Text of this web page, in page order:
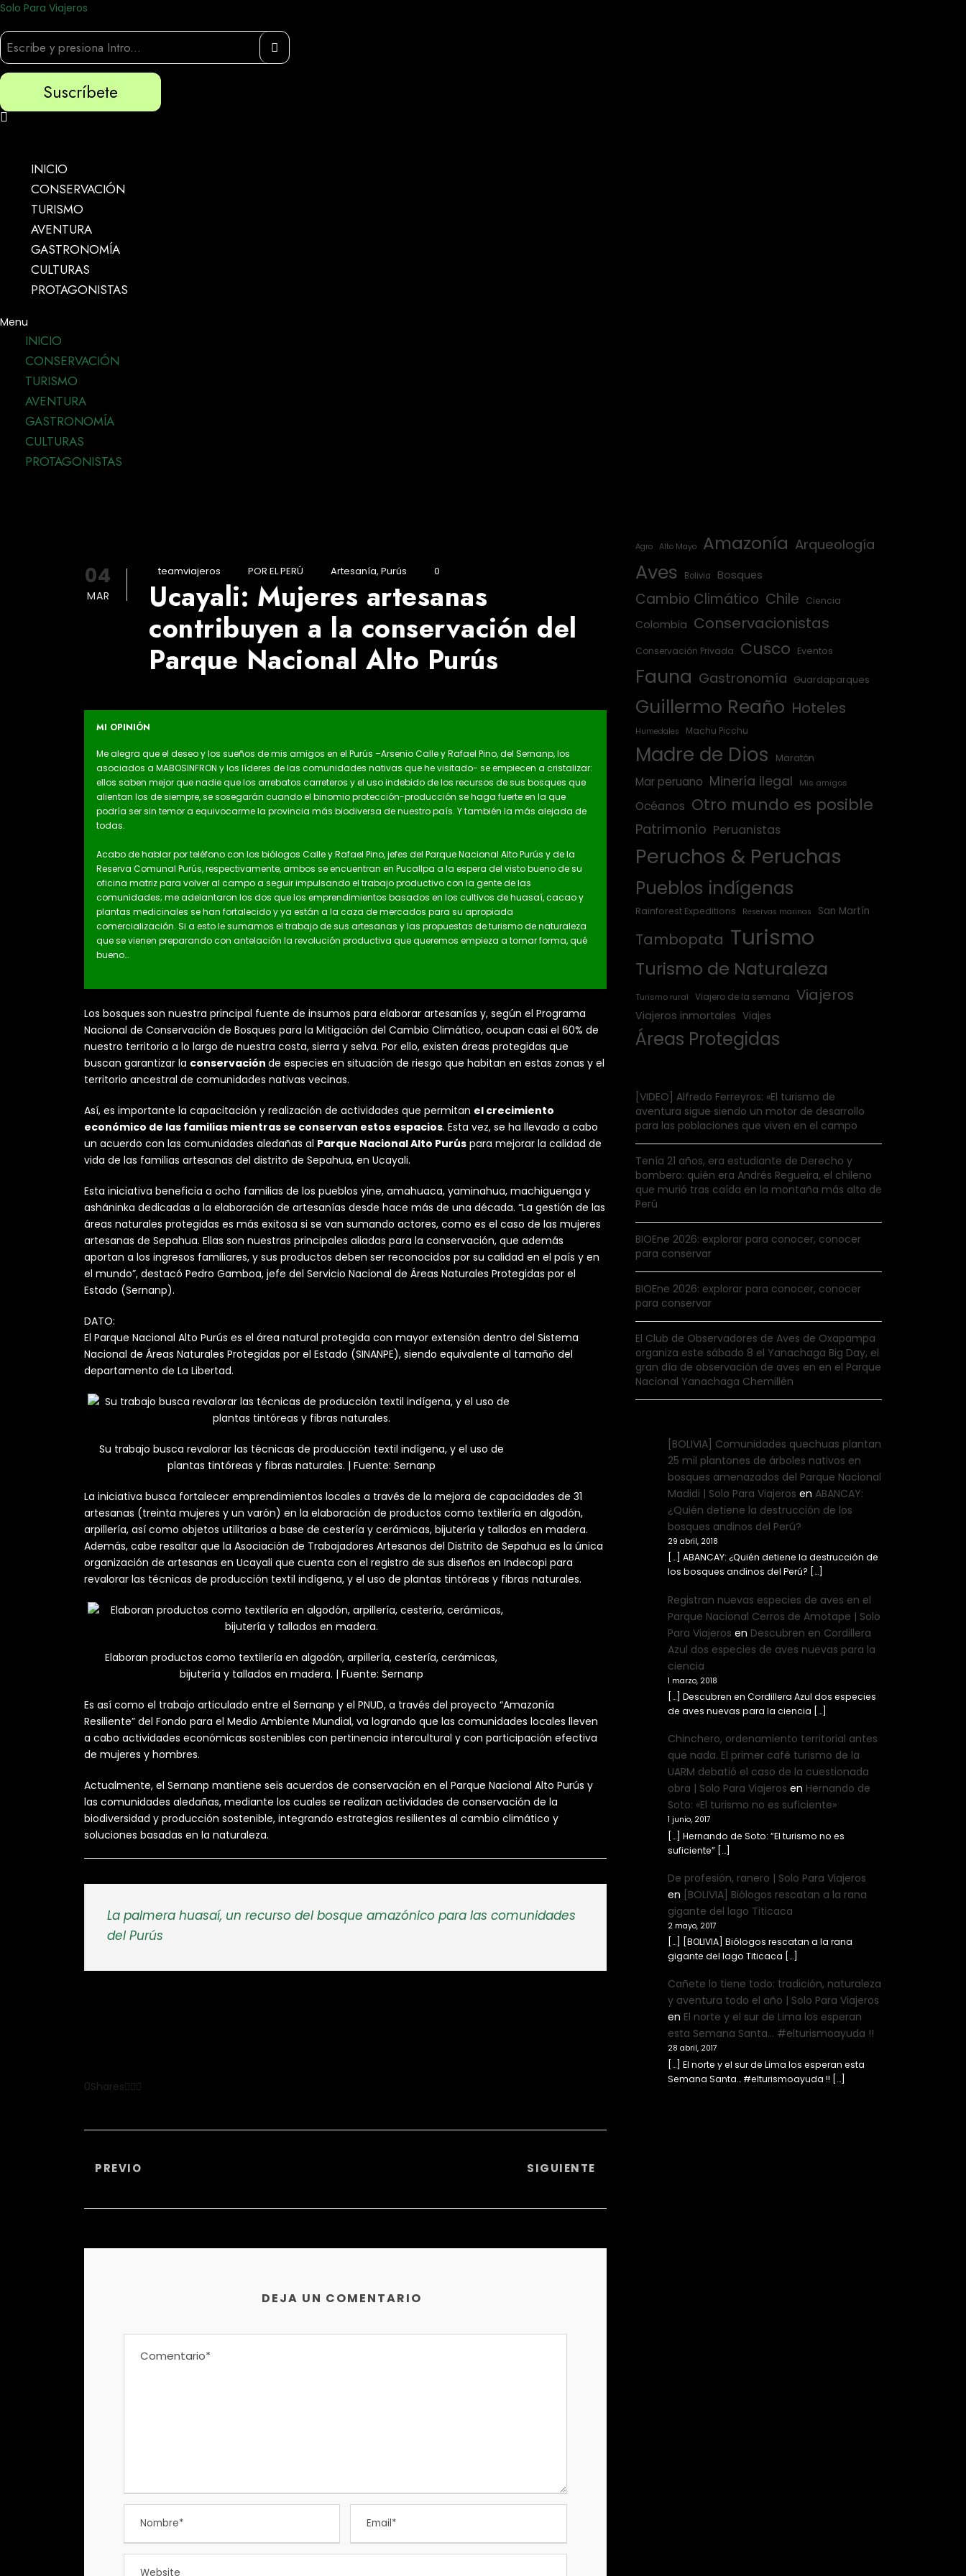
Solo Para Viajeros
Suscríbete
INICIO
CONSERVACIÓN
TURISMO
AVENTURA
GASTRONOMÍA
CULTURAS
PROTAGONISTAS
Menu
INICIO
CONSERVACIÓN
TURISMO
AVENTURA
GASTRONOMÍA
CULTURAS
PROTAGONISTAS
04
MAR
teamviajeros POR EL PERÚ Artesanía, Purús 0
Ucayali: Mujeres artesanas
contribuyen a la conservación del
Parque Nacional Alto Purús
MI OPINIÓN
Me alegra que el deseo y los sueños de mis amigos en el Purús –Arsenio Calle y Rafael Pino, del Sernanp, los
asociados a MABOSINFRON y los líderes de las comunidades nativas que he visitado- se empiecen a cristalizar:
ellos saben mejor que nadie que los arrebatos carreteros y el uso indebido de los recursos de sus bosques que
alientan los de siempre, se sosegarán cuando el binomio protección-producción se haga fuerte en la que
podría ser sin temor a equivocarme la provincia más biodiversa de nuestro país. Y también la más alejada de
todas.
Acabo de hablar por teléfono con los biólogos Calle y Rafael Pino, jefes del Parque Nacional Alto Purús y de la
Reserva Comunal Purús, respectivamente, ambos se encuentran en Pucallpa a la espera del visto bueno de su
oficina matriz para volver al campo a seguir impulsando el trabajo productivo con la gente de las
comunidades; me adelantaron los dos que los emprendimientos basados en los cultivos de huasaí, cacao y
plantas medicinales se han fortalecido y ya están a la caza de mercados para su apropiada
comercialización. Si a esto le sumamos el trabajo de sus artesanas y las propuestas de turismo de naturaleza
que se vienen preparando con antelación la revolución productiva que queremos empieza a tomar forma, qué
bueno…
Los bosques son nuestra principal fuente de insumos para elaborar artesanías y, según el Programa
Nacional de Conservación de Bosques para la Mitigación del Cambio Climático, ocupan casi el 60% de
nuestro territorio a lo largo de nuestra costa, sierra y selva. Por ello, existen áreas protegidas que
buscan garantizar la conservación de especies en situación de riesgo que habitan en estas zonas y el
territorio ancestral de comunidades nativas vecinas.
Así, es importante la capacitación y realización de actividades que permitan el crecimiento
económico de las familias mientras se conservan estos espacios. Esta vez, se ha llevado a cabo
un acuerdo con las comunidades aledañas al Parque Nacional Alto Purús para mejorar la calidad de
vida de las familias artesanas del distrito de Sepahua, en Ucayali.
Esta iniciativa beneficia a ocho familias de los pueblos yine, amahuaca, yaminahua, machiguenga y
asháninka dedicadas a la elaboración de artesanías desde hace más de una década. “La gestión de las
áreas naturales protegidas es más exitosa si se van sumando actores, como es el caso de las mujeres
artesanas de Sepahua. Ellas son nuestras principales aliadas para la conservación, que además
aportan a los ingresos familiares, y sus productos deben ser reconocidos por su calidad en el país y en
el mundo”, destacó Pedro Gamboa, jefe del Servicio Nacional de Áreas Naturales Protegidas por el
Estado (Sernanp).
DATO:
El Parque Nacional Alto Purús es el área natural protegida con mayor extensión dentro del Sistema
Nacional de Áreas Naturales Protegidas por el Estado (SINANPE), siendo equivalente al tamaño del
departamento de La Libertad.
Su trabajo busca revalorar las técnicas de producción textil indígena, y el uso de
plantas tintóreas y fibras naturales. | Fuente: Sernanp
La iniciativa busca fortalecer emprendimientos locales a través de la mejora de capacidades de 31
artesanas (treinta mujeres y un varón) en la elaboración de productos como textilería en algodón,
arpillería, así como objetos utilitarios a base de cestería y cerámicas, bijutería y tallados en madera.
Además, cabe resaltar que la Asociación de Trabajadores Artesanos del Distrito de Sepahua es la única
organización de artesanas en Ucayali que cuenta con el registro de sus diseños en Indecopi para
revalorar las técnicas de producción textil indígena, y el uso de plantas tintóreas y fibras naturales.
Elaboran productos como textilería en algodón, arpillería, cestería, cerámicas,
bijutería y tallados en madera. | Fuente: Sernanp
Es así como el trabajo articulado entre el Sernanp y el PNUD, a través del proyecto “Amazonía
Resiliente” del Fondo para el Medio Ambiente Mundial, va logrando que las comunidades locales lleven
a cabo actividades económicas sostenibles con pertinencia intercultural y con participación efectiva
de mujeres y hombres.
Actualmente, el Sernanp mantiene seis acuerdos de conservación en el Parque Nacional Alto Purús y
las comunidades aledañas, mediante los cuales se realizan actividades de conservación de la
biodiversidad y producción sostenible, integrando estrategias resilientes al cambio climático y
soluciones basadas en la naturaleza.
La palmera huasaí, un recurso del bosque amazónico para las comunidades
del Purús
0Shares
PREVIO SIGUIENTE
DEJA UN COMENTARIO
Agro Alto Mayo Amazonía Arqueología
Aves Bolivia Bosques
Cambio Climático Chile Ciencia
Colombia Conservacionistas
Conservación Privada Cusco Eventos
Fauna Gastronomía Guardaparques
Guillermo Reaño Hoteles
Humedales Machu Picchu
Madre de Dios Maratón
Mar peruano Minería ilegal Mis amigos
Océanos Otro mundo es posible
Patrimonio Peruanistas
Peruchos & Peruchas
Pueblos indígenas
Rainforest Expeditions Reservas marinas San Martín
Tambopata Turismo
Turismo de Naturaleza
Turismo rural Viajero de la semana Viajeros
Viajeros inmortales Viajes
Áreas Protegidas
[VIDEO] Alfredo Ferreyros: «El turismo de
aventura sigue siendo un motor de desarrollo
para las poblaciones que viven en el campo
Tenía 21 años, era estudiante de Derecho y
bombero: quién era Andrés Regueira, el chileno
que murió tras caída en la montaña más alta de
Perú
BIOEne 2026: explorar para conocer, conocer
para conservar
BIOEne 2026: explorar para conocer, conocer
para conservar
El Club de Observadores de Aves de Oxapampa
organiza este sábado 8 el Yanachaga Big Day, el
gran día de observación de aves en en el Parque
Nacional Yanachaga Chemillén
[BOLIVIA] Comunidades quechuas plantan
25 mil plantones de árboles nativos en
bosques amenazados del Parque Nacional
Madidi | Solo Para Viajeros enABANCAY:
¿Quién detiene la destrucción de los
bosques andinos del Perú?
29 abril, 2018
[…] ABANCAY: ¿Quién detiene la destrucción de
los bosques andinos del Perú? […]
Registran nuevas especies de aves en el
Parque Nacional Cerros de Amotape | Solo
Para Viajeros en Descubren en Cordillera
Azul dos especies de aves nuevas para la
ciencia
1 marzo, 2018
[…] Descubren en Cordillera Azul dos especies
de aves nuevas para la ciencia […]
Chinchero, ordenamiento territorial antes
que nada. El primer café turismo de la
UARM debatió el caso de la cuestionada
obra | Solo Para Viajeros en Hernando de
Soto: «El turismo no es suficiente»
1 junio, 2017
[…] Hernando de Soto: “El turismo no es
suficiente” […]
De profesión, ranero | Solo Para Viajeros
en [BOLIVIA] Biólogos rescatan a la rana
gigante del lago Titicaca
2 mayo, 2017
[…] [BOLIVIA] Biólogos rescatan a la rana
gigante del lago Titicaca […]
Cañete lo tiene todo: tradición, naturaleza
y aventura todo el año | Solo Para Viajeros
en El norte y el sur de Lima los esperan
esta Semana Santa… #elturismoayuda !!
28 abril, 2017
[…] El norte y el sur de Lima los esperan esta
Semana Santa… #elturismoayuda !! […]